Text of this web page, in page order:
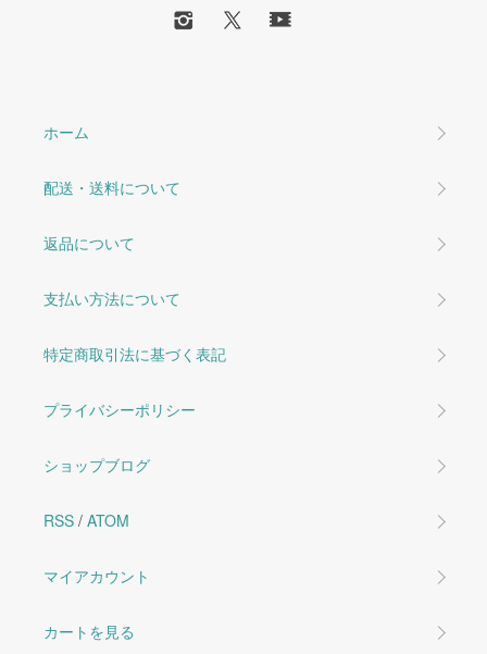
ホーム
配送・送料について
返品について
支払い方法について
特定商取引法に基づく表記
プライバシーポリシー
ショップブログ
RSS / ATOM
マイアカウント
カートを見る